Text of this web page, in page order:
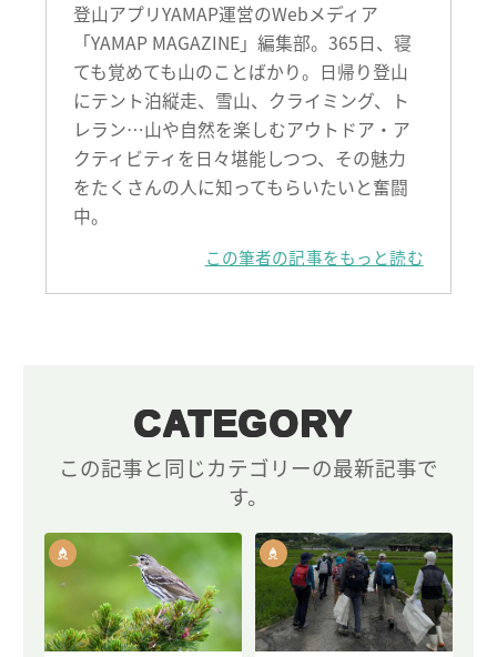
登山アプリYAMAP運営のWebメディア
「YAMAP MAGAZINE」編集部。365日、寝
ても覚めても山のことばかり。日帰り登山
にテント泊縦走、雪山、クライミング、ト
レラン…山や自然を楽しむアウトドア・ア
クティビティを日々堪能しつつ、その魅力
をたくさんの人に知ってもらいたいと奮闘
中。
この筆者の記事をもっと読む
CATEGORY
この記事と同じカテゴリーの最新記事で
す。